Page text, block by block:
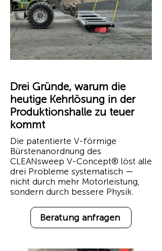
Drei Gründe, warum die
heutige Kehrlösung in der
Produktionshalle zu teuer
kommt
Die patentierte V-förmige
Bürstenanordnung des
CLEANsweep V-Concept® löst alle
drei Probleme systematisch —
nicht durch mehr Motorleistung,
sondern durch bessere Physik.
Beratung anfragen